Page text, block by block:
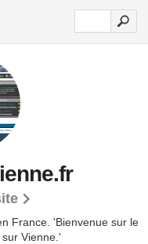
France. 'Bienvenue sur le
Vienne.'